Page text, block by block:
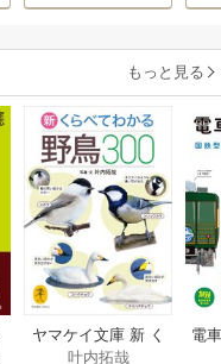
もっと見る
ヤマケイ文庫 新 く
らべてわかる野鳥3
叶内拓哉
電